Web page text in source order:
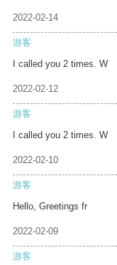
2022-02-14
游客
I called you 2 times. W
2022-02-12
游客
I called you 2 times. W
2022-02-10
游客
Hello, Greetings fr
2022-02-09
游客